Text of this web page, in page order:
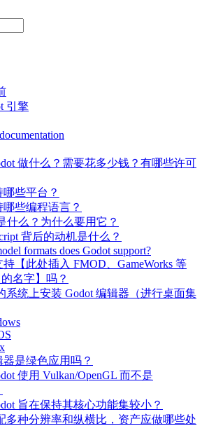
引擎
做什么？需要花多少钱？有哪些许可
哪些平台？
哪些编程语言？
什么？为什么要用它？
背后的动机是什么？
formats does Godot support?
持【此处插入 FMOD、GameWorks 等
名字】吗？
系统上安装 Godot 编辑器（进行桌面集
器是绿色应用吗？
使用 Vulkan/OpenGL 而不是
旨在保持其核心功能集较小？
多种分辨率和纵横比，资产应做哪些处